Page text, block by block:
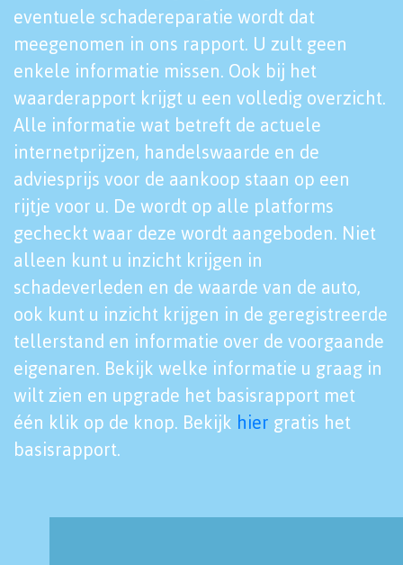
eventuele schadereparatie wordt dat
meegenomen in ons rapport. U zult geen
enkele informatie missen. Ook bij het
waarderapport krijgt u een volledig overzicht.
Alle informatie wat betreft de actuele
internetprijzen, handelswaarde en de
adviesprijs voor de aankoop staan op een
rijtje voor u. De wordt op alle platforms
gecheckt waar deze wordt aangeboden. Niet
alleen kunt u inzicht krijgen in
schadeverleden en de waarde van de auto,
ook kunt u inzicht krijgen in de geregistreerde
tellerstand en informatie over de voorgaande
eigenaren. Bekijk welke informatie u graag in
wilt zien en upgrade het basisrapport met
één klik op de knop. Bekijk hier gratis het
basisrapport.